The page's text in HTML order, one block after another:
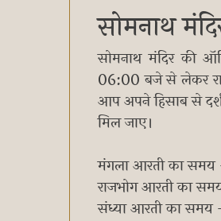
सोमनाथ
सोमनाथ मंदिर की
06:00 बजे से लेकर
आप अपने हिसाब से
मिल जाए।
मंगला आरती का
राजभोग आरती का
संध्या आरती का